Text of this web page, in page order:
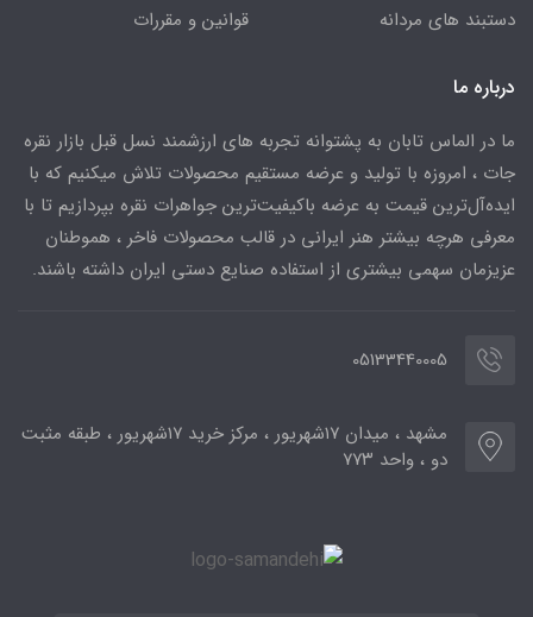
دستبند های مردانه
قوانین و مقررات
درباره ما
ما در الماس تابان به پشتوانه تجربه های ارزشمند نسل قبل بازار نقره
جات ، امروزه با تولید و عرضه مستقیم محصولات تلاش میکنیم که با
ایده‌آل‌ترین قیمت به عرضه باکیفیت‌ترین جواهرات نقره بپردازیم تا با
معرفی هرچه بیشتر هنر ایرانی در قالب محصولات فاخر ، هموطنان
عزیزمان سهمی بیشتری از استفاده صنایع دستی ایران داشته باشند.
05133440005
مشهد ، میدان ۱۷شهریور ، مرکز خرید ۱۷شهریور ، طبقه مثبت
دو ، واحد ۷۷۳